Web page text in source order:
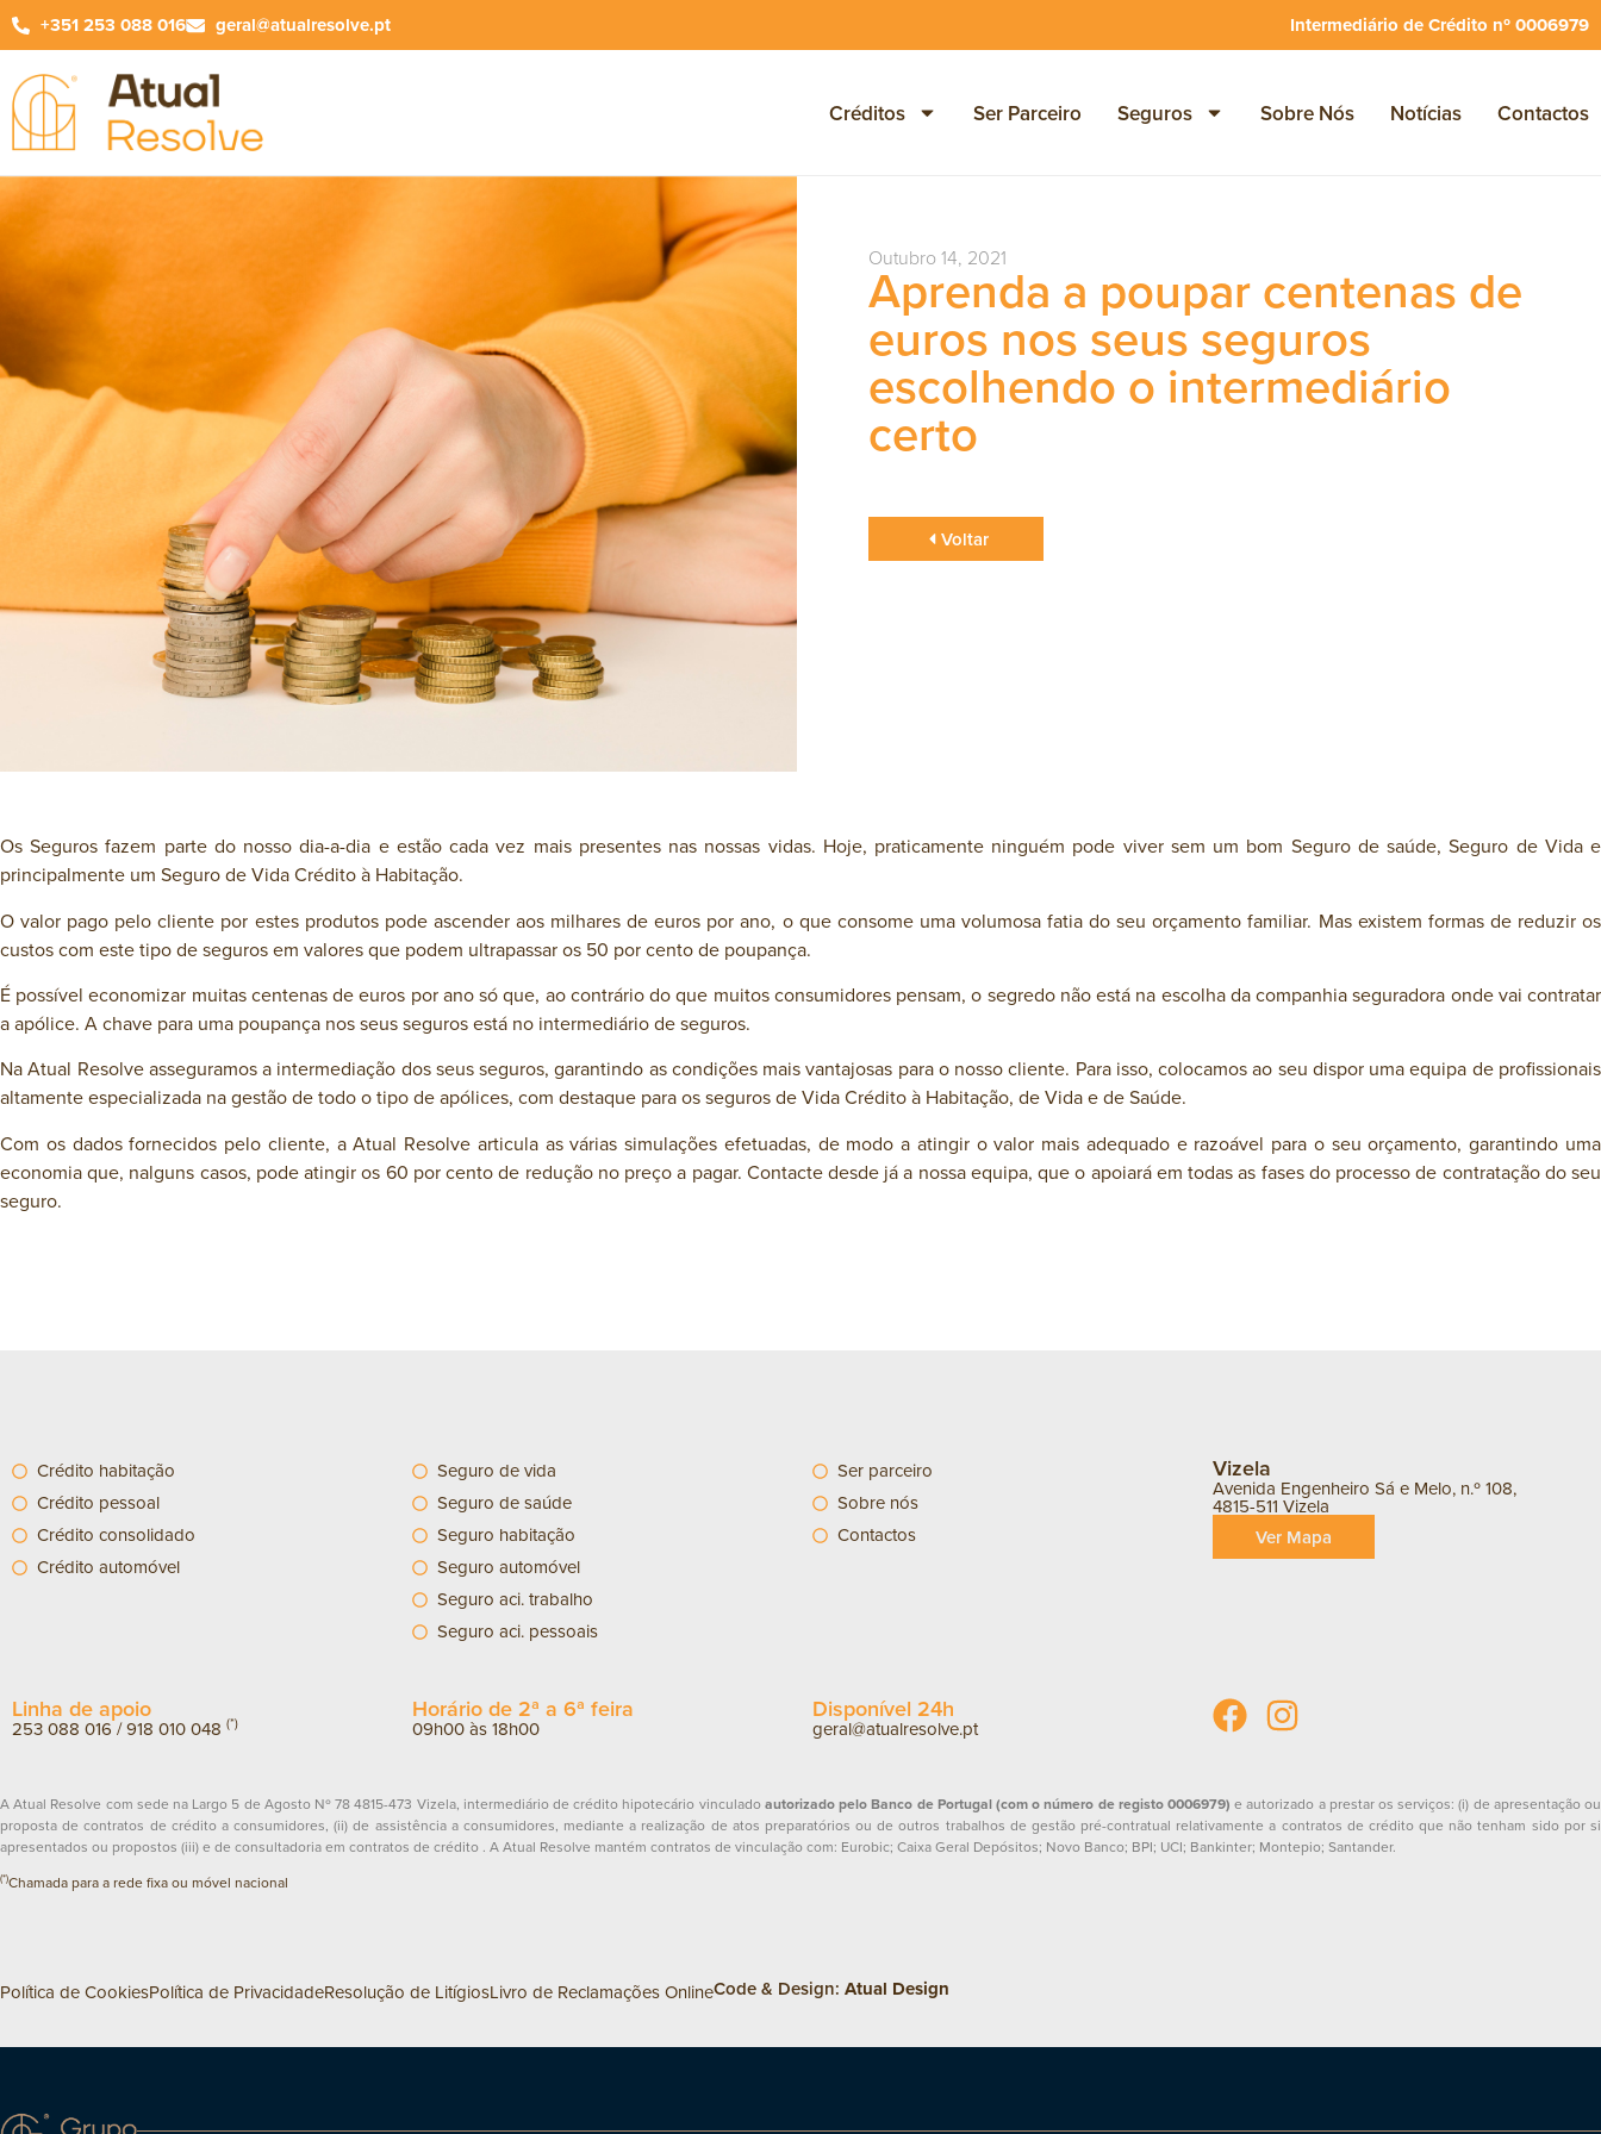
+351 253 088 016 geral@atualresolve.pt Intermediário de Crédito nº 0006979
Créditos Ser Parceiro Seguros Sobre Nós Notícias Contactos
Outubro 14, 2021
Aprenda a poupar centenas de
euros nos seus seguros
escolhendo o intermediário
certo
Voltar
Os Seguros fazem parte do nosso dia-a-dia e estão cada vez mais presentes nas nossas vidas. Hoje, praticamente ninguém pode viver sem um bom Seguro de saúde, Seguro de Vida e
principalmente um Seguro de Vida Crédito à Habitação.
O valor pago pelo cliente por estes produtos pode ascender aos milhares de euros por ano, o que consome uma volumosa fatia do seu orçamento familiar. Mas existem formas de reduzir os
custos com este tipo de seguros em valores que podem ultrapassar os 50 por cento de poupança.
É possível economizar muitas centenas de euros por ano só que, ao contrário do que muitos consumidores pensam, o segredo não está na escolha da companhia seguradora onde vai contratar
a apólice. A chave para uma poupança nos seus seguros está no intermediário de seguros.
Na Atual Resolve asseguramos a intermediação dos seus seguros, garantindo as condições mais vantajosas para o nosso cliente. Para isso, colocamos ao seu dispor uma equipa de profissionais
altamente especializada na gestão de todo o tipo de apólices, com destaque para os seguros de Vida Crédito à Habitação, de Vida e de Saúde.
Com os dados fornecidos pelo cliente, a Atual Resolve articula as várias simulações efetuadas, de modo a atingir o valor mais adequado e razoável para o seu orçamento, garantindo uma
economia que, nalguns casos, pode atingir os 60 por cento de redução no preço a pagar. Contacte desde já a nossa equipa, que o apoiará em todas as fases do processo de contratação do seu
seguro.
Crédito habitação
Crédito pessoal
Crédito consolidado
Crédito automóvel
Seguro de vida
Seguro de saúde
Seguro habitação
Seguro automóvel
Seguro aci. trabalho
Seguro aci. pessoais
Ser parceiro
Sobre nós
Contactos
Vizela
Avenida Engenheiro Sá e Melo, n.º 108,
4815-511 Vizela
Ver Mapa
Linha de apoio
253 088 016/918 010 048 (*)
Horário de 2ª a 6ª feira
09h00 às 18h00
Disponível 24h
geral@atualresolve.pt
A Atual Resolve com sede na Largo 5 de Agosto Nº 78 4815-473 Vizela, intermediário de crédito hipotecário vinculado autorizado pelo Banco de Portugal (com o número de registo 0006979) e autorizado a prestar os serviços: (i) de apresentação ou
proposta de contratos de crédito a consumidores, (ii) de assistência a consumidores, mediante a realização de atos preparatórios ou de outros trabalhos de gestão pré-contratual relativamente a contratos de crédito que não tenham sido por si
apresentados ou propostos (iii) e de consultadoria em contratos de crédito . A Atual Resolve mantém contratos de vinculação com: Eurobic; Caixa Geral Depósitos; Novo Banco; BPI; UCI; Bankinter; Montepio; Santander.
(*)Chamada para a rede fixa ou móvel nacional
Política de CookiesPolítica de PrivacidadeResolução de LitígiosLivro de Reclamações OnlineCode & Design: Atual Design